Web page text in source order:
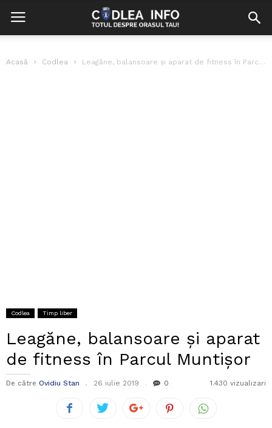
Acasă Codlea Leagăne, balansoare și aparat de fitness în Parcul Muntișor
Codlea Timp liber
Leagăne, balansoare și aparat
de fitness în Parcul Muntișor
De către Ovidiu Stan 26 iulie 2019 0 1.430 vizualizari